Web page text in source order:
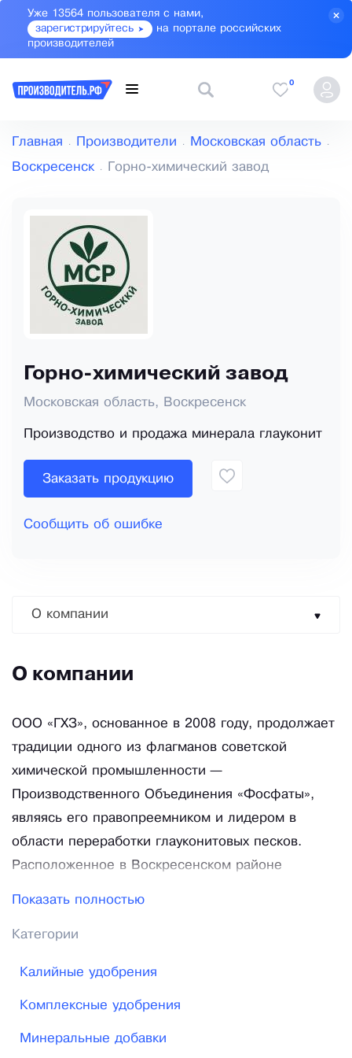
Уже 13564 пользователя с нами,
зарегистрируйтесь
на портале российских
производителей
0
Главная Производители Московская область
Воскресенск Горно-химический завод
Горно-химический завод
Московская область, Воскресенск
Производство и продажа минерала глауконит
Заказать продукцию
Сообщить об ошибке
О компании
О компании
ООО «ГХЗ», основанное в 2008 году, продолжает
традиции одного из флагманов советской
химической промышленности —
Производственного Объединения «Фосфаты»,
являясь его правопреемником и лидером в
области переработки глауконитовых песков.
Расположенное в Воскресенском районе
удобрений на основе глауконита.
Уникальность нашего продукта
Минеральные удобрения на основе глауконита,
производимые ООО «ГХЗ», являются
Показать полностью
Категории
Калийные удобрения
Комплексные удобрения
Минеральные добавки